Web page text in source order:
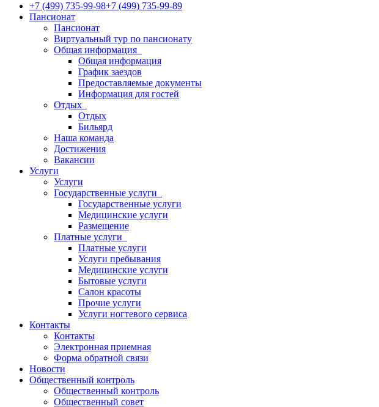
+7 (499) 735-99-98+7 (499) 735-99-89
Пансионат
Пансионат
Виртуальный тур по пансионату
Общая информация
Общая информация
График заездов
Предоставляемые документы
Информация для гостей
Отдых
Отдых
Бильярд
Наша команда
Достижения
Вакансии
Услуги
Услуги
Государственные услуги
Государственные услуги
Медицинские услуги
Размещение
Платные услуги
Платные услуги
Услуги пребывания
Медицинские услуги
Бытовые услуги
Салон красоты
Прочие услуги
Услуги ногтевого сервиса
Контакты
Контакты
Электронная приемная
Форма обратной связи
Новости
Общественный контроль
Общественный контроль
Общественный совет